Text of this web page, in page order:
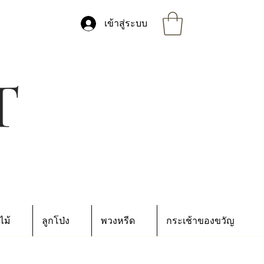
เข้าสู่ระบบ
ม้ ลูกโป่ง พวงหรีด กระเช้าของขวัญ